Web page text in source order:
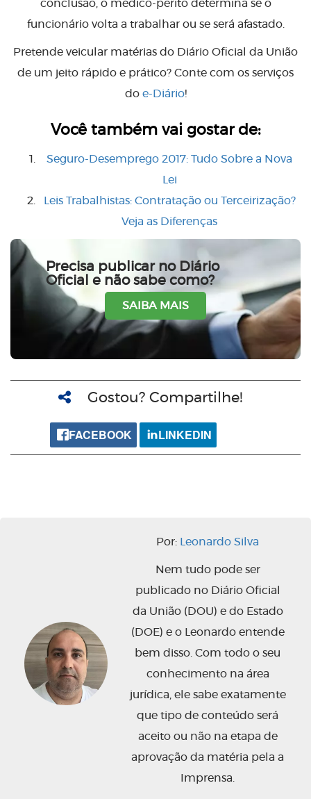
conclusão, o médico-perito determina se o
funcionário volta a trabalhar ou se será afastado.
Pretende veicular matérias do Diário Oficial da União
de um jeito rápido e prático? Conte com os serviços
do e-Diário!
Você também vai gostar de:
Seguro-Desemprego 2017: Tudo Sobre a Nova
Lei
Leis Trabalhistas: Contratação ou Terceirização?
Veja as Diferenças
Precisa publicar no Diário
Oficial e não sabe como?
SAIBA MAIS
Gostou? Compartilhe!
FACEBOOK LINKEDIN
Por: Leonardo Silva
Nem tudo pode ser
publicado no Diário Oficial
da União (DOU) e do Estado
(DOE) e o Leonardo entende
bem disso. Com todo o seu
conhecimento na área
jurídica, ele sabe exatamente
que tipo de conteúdo será
aceito ou não na etapa de
aprovação da matéria pela a
Imprensa.